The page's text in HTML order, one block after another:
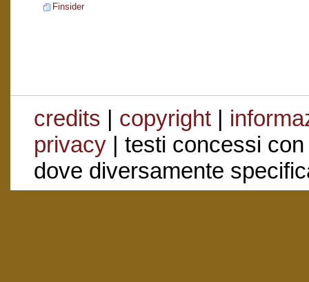
Finsider
credits | copyright|
privacy| testi concessi
dove diversamente